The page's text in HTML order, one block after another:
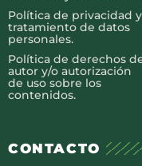
Política de privacidad y
tratamiento de datos
personales.
Política de derechos
autor y/o autorización
de uso sobre los
contenidos.
CONTACTO